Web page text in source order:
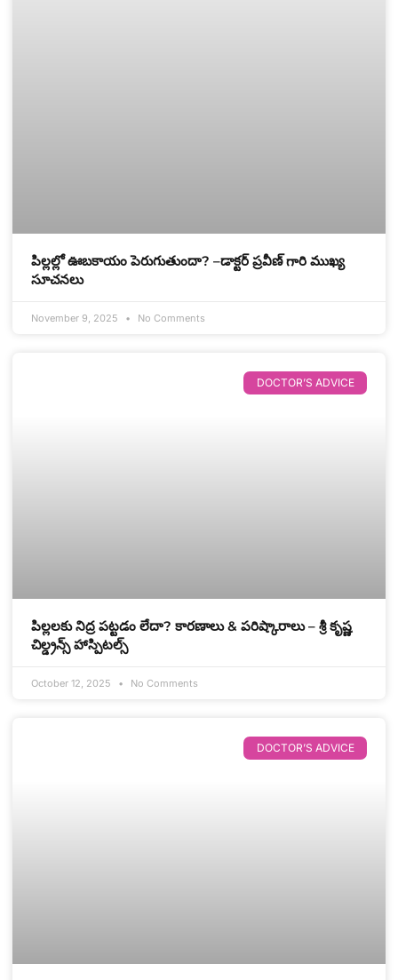
పిల్లల్లో ఊబకాయం పెరుగుతుందా? –డాక్టర్ ప్రవీణ్ గారి ముఖ్య
సూచనలు
November 9, 2025 No Comments
DOCTOR’S ADVICE
పిల్లలకు నిద్ర పట్టడం లేదా? కారణాలు & పరిష్కారాలు – శ్రీ కృష్ణ
చిల్డ్రన్స్ హాస్పిటల్స్
October 12, 2025 No Comments
DOCTOR’S ADVICE